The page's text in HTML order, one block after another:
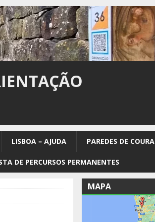
LISBOA – AJUDA PAREDES DE COURA
DE PERCURSOS PERMANENTES
MAPA